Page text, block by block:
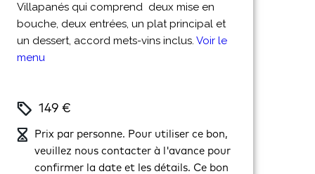
Villapanés qui comprend deux mise en
bouche, deux entrées, un plat principal et
un dessert, accord mets-vins inclus. Voir le
menu
149 €
Prix par personne. Pour utiliser ce bon,
veuillez nous contacter à l'avance pour
confirmer la date et les détails. Ce bon